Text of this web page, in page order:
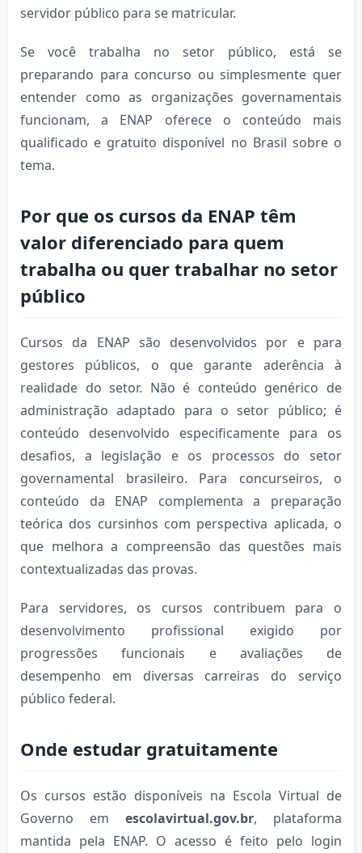
servidor público para se matricular.
Se você trabalha no setor público, está se
preparando para concurso ou simplesmente quer
entender como as organizações governamentais
funcionam, a ENAP oferece o conteúdo mais
qualificado e gratuito disponível no Brasil sobre o
tema.
Por que os cursos da ENAP têm
valor diferenciado para quem
trabalha ou quer trabalhar no setor
público
Cursos da ENAP são desenvolvidos por e para
gestores públicos, o que garante aderência à
realidade do setor. Não é conteúdo genérico de
administração adaptado para o setor público; é
conteúdo desenvolvido especificamente para os
desafios, a legislação e os processos do setor
governamental brasileiro. Para concurseiros, o
conteúdo da ENAP complementa a preparação
teórica dos cursinhos com perspectiva aplicada, o
que melhora a compreensão das questões mais
contextualizadas das provas.
Para servidores, os cursos contribuem para o
desenvolvimento profissional exigido por
progressões funcionais e avaliações de
desempenho em diversas carreiras do serviço
público federal.
Onde estudar gratuitamente
Os cursos estão disponíveis na Escola Virtual de
Governo em escolavirtual.gov.br, plataforma
mantida pela ENAP. O acesso é feito pelo login